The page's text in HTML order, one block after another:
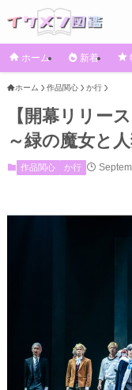
ホーム 新着
ホーム 作品関心 か行
【開幕リリー
～緑の魔女と
作品関心 か行